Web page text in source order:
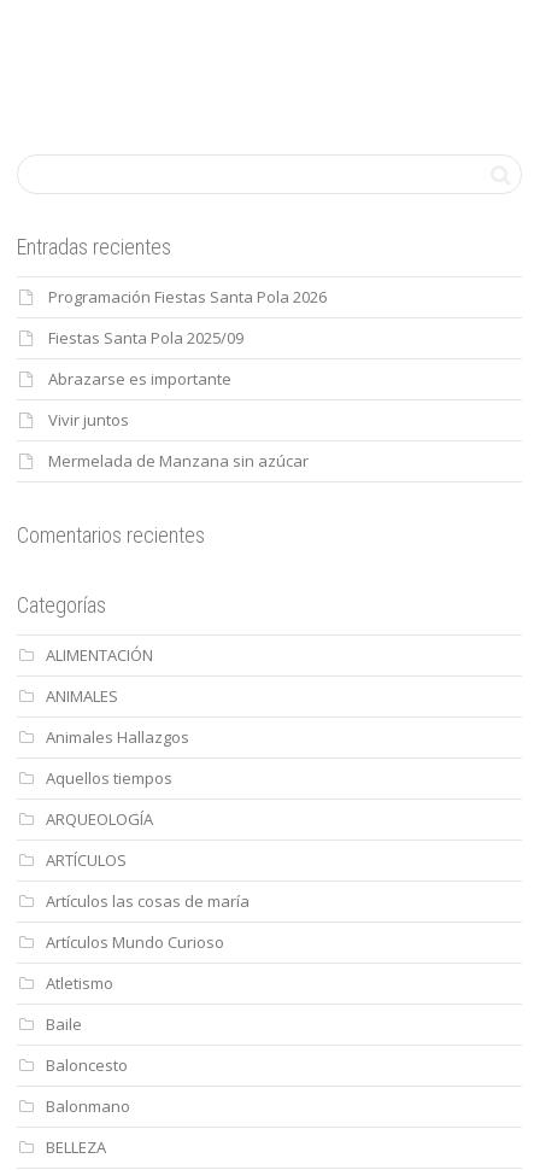
Entradas recientes
Programación Fiestas Santa Pola 2026
Fiestas Santa Pola 2025/09
Abrazarse es importante
Vivir juntos
Mermelada de Manzana sin azúcar
Comentarios recientes
Categorías
ALIMENTACIÓN
ANIMALES
Animales Hallazgos
Aquellos tiempos
ARQUEOLOGÍA
ARTÍCULOS
Artículos las cosas de maría
Artículos Mundo Curioso
Atletismo
Baile
Baloncesto
Balonmano
BELLEZA